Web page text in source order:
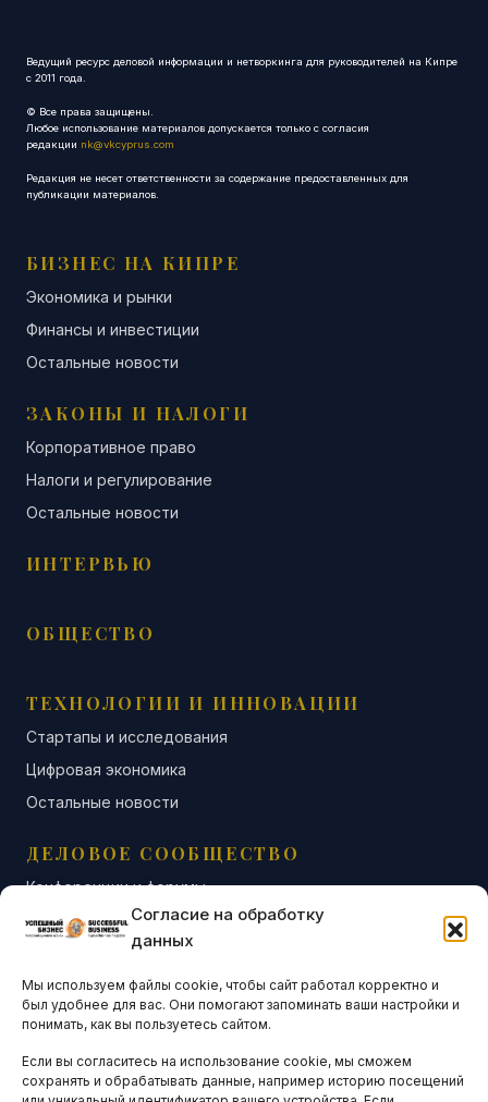
Согласие на обработку
данных
Мы используем файлы cookie, чтобы сайт работал корректно и
был удобнее для вас. Они помогают запоминать ваши настройки и
понимать, как вы пользуетесь сайтом.
Если вы согласитесь на использование cookie, мы сможем
сохранять и обрабатывать данные, например историю посещений
Ведущий ресурс деловой информации и нетворкинга для руководителей на Кипре
с 2011 года.
© Все права защищены.
Любое использование материалов допускается только с согласия
редакции nk@vkcyprus.com
Редакция не несет ответственности за содержание предоставленных для
публикации материалов.
БИЗНЕС НА КИПРЕ
Экономика и рынки
Финансы и инвестиции
Остальные новости
ЗАКОНЫ И НАЛОГИ
Корпоративное право
Налоги и регулирование
Остальные новости
ИНТЕРВЬЮ
ОБЩЕСТВО
ТЕХНОЛОГИИ И ИННОВАЦИИ
Стартапы и исследования
Цифровая экономика
Остальные новости
ДЕЛОВОЕ СООБЩЕСТВО
Конференции и форумы
Бизнес-клубы и ассоциации
Остальные новости
АНАЛИТИКА И СТАТИСТИКА
ARTICLES IN ENGLISH